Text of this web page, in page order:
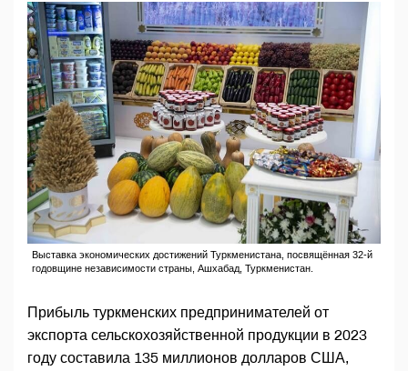
Выставка экономических достижений Туркменистана, посвящённая 32-й
годовщине независимости страны, Ашхабад, Туркменистан.
Прибыль туркменских предпринимателей от
экспорта сельскохозяйственной продукции в 2023
году составила 135 миллионов долларов США,